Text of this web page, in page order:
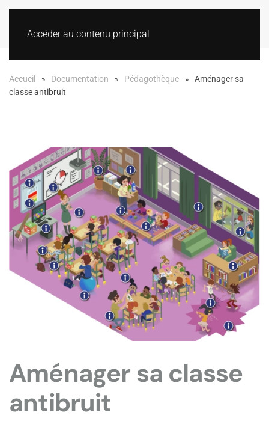
Accéder au contenu principal
Accueil Documentation Pédagothèque
Aménager sa
classe antibruit
Aménager sa classe
antibruit